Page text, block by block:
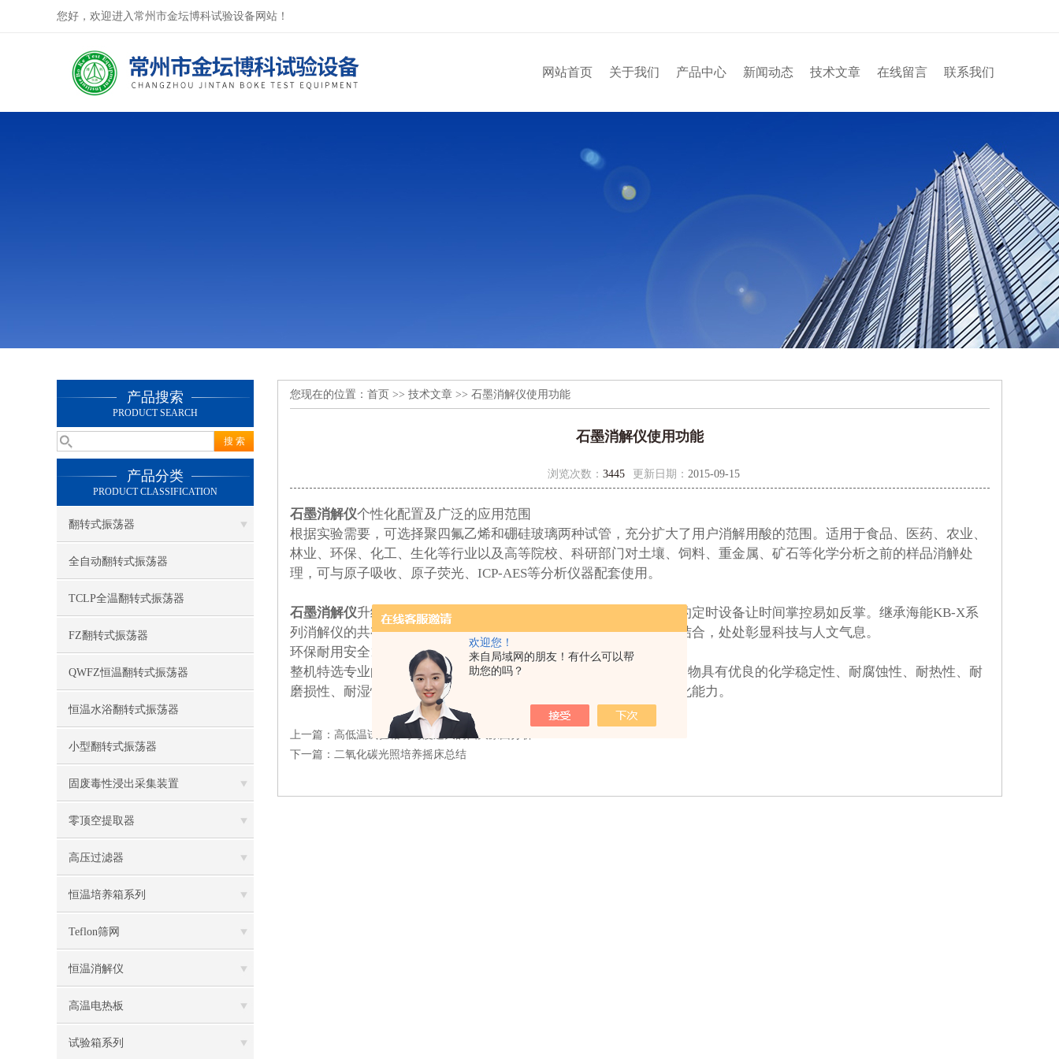
欢迎您！
来自局域网的朋友！有什么可以帮
助您的吗？
您好，欢迎进入常州市金坛博科试验设备网站！
网站首页 关于我们 产品中心 新闻动态 技术文章 在线留言 联系我们
产品搜索
PRODUCT SEARCH
产品分类
PRODUCT CLASSIFICATION
翻转式振荡器
全自动翻转式振荡器
TCLP全温翻转式振荡器
FZ翻转式振荡器
QWFZ恒温翻转式振荡器
恒温水浴翻转式振荡器
小型翻转式振荡器
固废毒性浸出采集装置
零顶空提取器
高压过滤器
恒温培养箱系列
Teflon筛网
恒温消解仪
高温电热板
试验箱系列
您现在的位置： 首页 >> 技术文章 >> 石墨消解仪使用功能
石墨消解仪使用功能
浏览次数： 3445 更新日期： 2015-09-15
石墨消解仪个性化配置及广泛的应用范围
根据实验需要，可选择聚四氟乙烯和硼硅玻璃两种试管，充分扩大了用户消解用酸的范围。适用于食品、医药、农业、
林业、环保、化工、生化等行业以及高等院校、科研部门对土壤、饲料、重金属、矿石等化学分析之前的样品消觯处
理，可与原子吸收、原子荧光、ICP-AES等分析仪器配套使用。
石墨消解仪升级的自动控温调校系统，让温度控制更加。仪器自身的定时设备让时间掌控易如反掌。继承海能KB-X系
列消解仪的共有特征，在整机材料的选择上，将均匀导热与耐腐蚀结合，处处彰显科技与人文气息。
环保耐用安全100%
整机特选专业的Teflon涂层，由聚四氟乙烯经聚合而成的高分子化合物具有优良的化学稳定性、耐腐蚀性、耐热性、耐
磨损性、耐湿性、密封性、高润滑不粘性、电绝缘性和良好的抗老化能力。
上一篇： 高低温试验箱均匀度过大的四大原因分析
下一篇： 二氧化碳光照培养摇床总结